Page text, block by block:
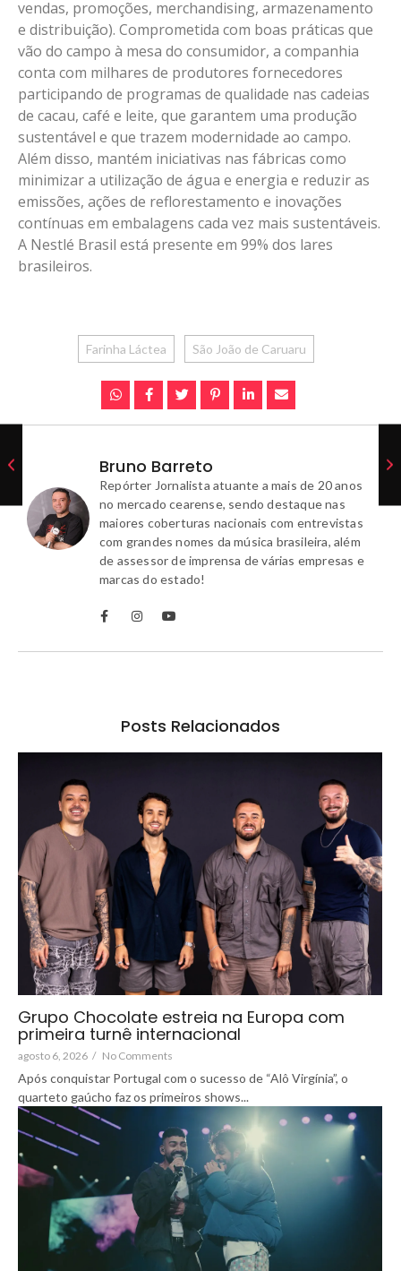
vendas, promoções, merchandising, armazenamento
e distribuição). Comprometida com boas práticas que
vão do campo à mesa do consumidor, a companhia
conta com milhares de produtores fornecedores
participando de programas de qualidade nas cadeias
de cacau, café e leite, que garantem uma produção
sustentável e que trazem modernidade ao campo.
Além disso, mantém iniciativas nas fábricas como
minimizar a utilização de água e energia e reduzir as
emissões, ações de reflorestamento e inovações
contínuas em embalagens cada vez mais sustentáveis.
A Nestlé Brasil está presente em 99% dos lares
brasileiros.
Farinha Láctea São João de Caruaru
Bruno Barreto
Repórter Jornalista atuante a mais de 20 anos
no mercado cearense, sendo destaque nas
maiores coberturas nacionais com entrevistas
com grandes nomes da música brasileira, além
de assessor de imprensa de várias empresas e
marcas do estado!
Posts Relacionados
Grupo Chocolate estreia na Europa com
primeira turnê internacional
agosto 6, 2026 / No Comments
Após conquistar Portugal com o sucesso de “Alô Virgínia”, o
quarteto gaúcho faz os primeiros shows...